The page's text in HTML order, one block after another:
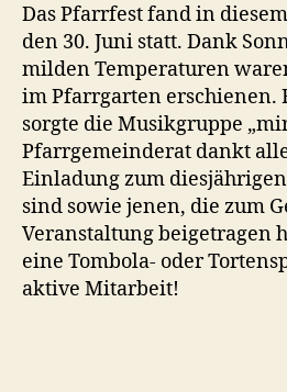
Das Pfarrfest fand in
den 30. Juni statt. Dank
milden Temperaturen
im Pfarrgarten erschienen.
sorgte die Musikgruppe
Pfarrgemeinderat dankt
Einladung zum
sind sowie jenen, die zum
Veranstaltung beigetragen
eine Tombola- oder
aktive Mitarbeit!